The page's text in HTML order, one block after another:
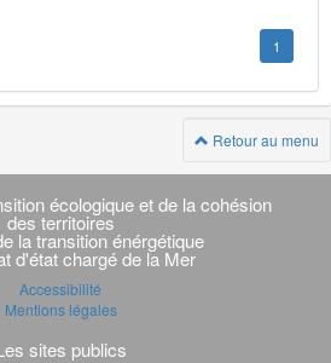
1
Retour au menu
écologique et de la cohésion
des territoires
la transition énérgétique
d'état chargé de la Mer
Accessibilité
Mentions légales
sites publics